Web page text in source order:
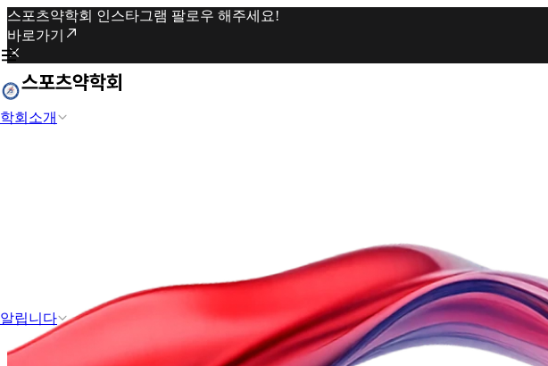
스포츠약학회 인스타그램 팔로우 해주세요!
바로가기
학회소개
알립니다